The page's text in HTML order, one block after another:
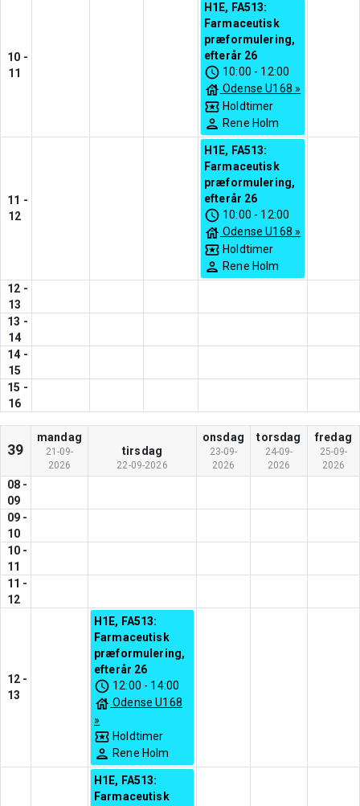
10 -
11
H1E, FA513:
Farmaceutisk
præformulering,
efterår 26
10:00 - 12:00
Odense U168 »
Holdtimer
Rene Holm
11 -
12
H1E, FA513:
Farmaceutisk
præformulering,
efterår 26
10:00 - 12:00
Odense U168 »
Holdtimer
Rene Holm
12 -
13
13 -
14
14 -
15
15 -
16
39
mandag
21-09-
2026
tirsdag
22-09-2026
onsdag
23-09-
2026
torsdag
24-09-
2026
fredag
25-09-
2026
08 -
09
09 -
10
10 -
11
11 -
12
12 -
13
H1E, FA513:
Farmaceutisk
præformulering,
efterår 26
12:00 - 14:00
Odense U168
»
Holdtimer
Rene Holm
H1E, FA513:
Farmaceutisk